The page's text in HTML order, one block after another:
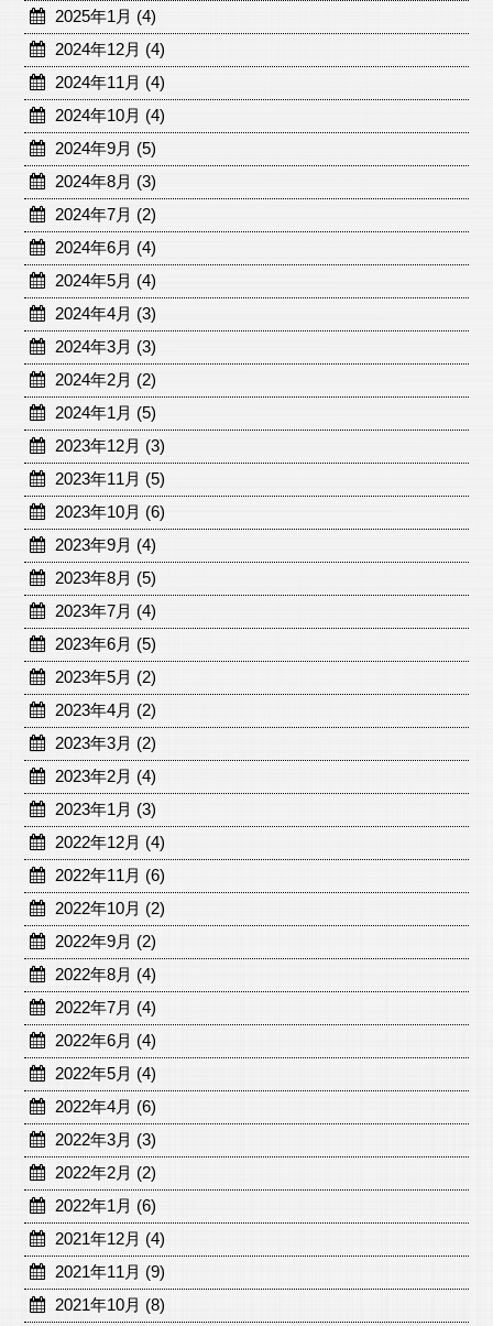
2025年1月 (4)
2024年12月 (4)
2024年11月 (4)
2024年10月 (4)
2024年9月 (5)
2024年8月 (3)
2024年7月 (2)
2024年6月 (4)
2024年5月 (4)
2024年4月 (3)
2024年3月 (3)
2024年2月 (2)
2024年1月 (5)
2023年12月 (3)
2023年11月 (5)
2023年10月 (6)
2023年9月 (4)
2023年8月 (5)
2023年7月 (4)
2023年6月 (5)
2023年5月 (2)
2023年4月 (2)
2023年3月 (2)
2023年2月 (4)
2023年1月 (3)
2022年12月 (4)
2022年11月 (6)
2022年10月 (2)
2022年9月 (2)
2022年8月 (4)
2022年7月 (4)
2022年6月 (4)
2022年5月 (4)
2022年4月 (6)
2022年3月 (3)
2022年2月 (2)
2022年1月 (6)
2021年12月 (4)
2021年11月 (9)
2021年10月 (8)